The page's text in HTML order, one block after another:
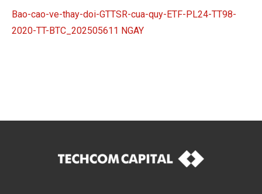
Bao-cao-ve-thay-doi-GTTSR-cua-quy-ETF-PL24-TT98-
2020-TT-BTC_202505611 NGAY